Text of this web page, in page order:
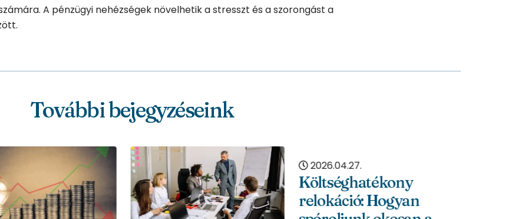
A pénzügyi nehézségek növelhetik a stresszt és a szorongást a
További bejegyzéseink
2026.04.27.
Költséghatékony
relokáció: Hogyan